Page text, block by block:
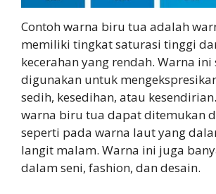
Contoh warna biru tua adalah
memiliki tingkat saturasi tinggi
kecerahan yang rendah. Warna ini
digunakan untuk
sedih, kesedihan, atau
warna biru tua dapat ditemukan
seperti pada warna laut yang
langit malam. Warna ini juga
dalam seni, fashion, dan desain.